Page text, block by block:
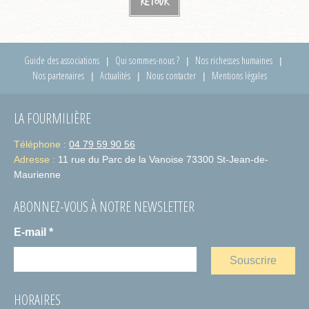
Guide des associations Qui sommes-nous ?
Nos richesses humaines
Nos partenaires
Actualités Nous contacter Mentions légales
LA FOURMILIÈRE
Téléphone : 04 79 59 90 56
Adresse : 11 rue du Parc de la Vanoise 73300 St-Jean-de-
Maurienne
ABONNEZ-VOUS À NOTRE NEWSLETTER
E-mail *
HORAIRES